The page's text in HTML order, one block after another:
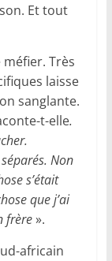
Et tout
Très
laisse
sanglante.
t-elle.
Non
s’était
que j’ai
frère».
africain